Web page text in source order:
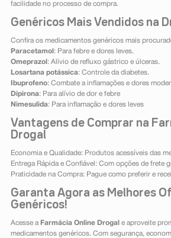
facilidade no processo de compra.
Genéricos Mais Vendidos na
Confira os medicamentos genéricos mais
Paracetamol : Para febre e dores leves.
Omeprazol : Alívio de refluxo gástrico e úlceras.
Losartana potássica: Controle da diabetes.
Ibuprofeno: Combate a inflamações e dores
Dipirona: Para alívio de dor e febre
Nimesulida: Para inflamação e dores leves
Vantagens de Comprar na
Drogal
Economia e Qualidade: Produtos acessíveis das
Entrega Rápida e Confiável: Com opções de frete
Praticidade na Compra: Pague como preferir e
Garanta Agora as Melhores
Genéricos!
Acesse a Farmácia Online Drogal e aproveite
medicamentos genéricos. Com segurança,